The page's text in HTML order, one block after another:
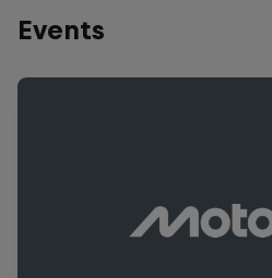
Events